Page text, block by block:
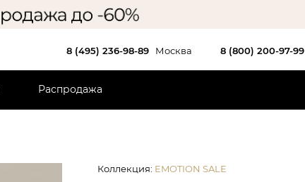
8 (495) 236-98-89 Москва 8 (800) 200-97-99
Распродажа
Коллекция: EMOTION SALE